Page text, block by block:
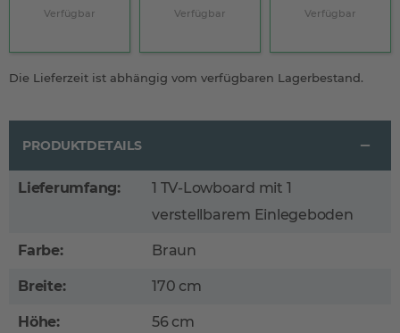
Verfügbar Verfügbar Verfügbar
Die Lieferzeit ist abhängig vom verfügbaren Lagerbestand.
PRODUKTDETAILS
Lieferumfang:
1 TV-Lowboard mit 1
verstellbarem Einlegeboden
Farbe: Braun
Breite: 170 cm
Höhe: 56 cm